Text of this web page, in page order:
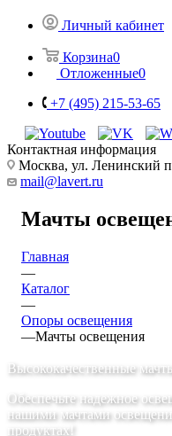
Личный кабинет
Корзина0
Отложенные0
+7 (495) 215-53-65
Контактная информация
Москва, ул. Ленинский
mail@lavert.ru
Мачты
Главная
—
Каталог
—
Опоры освещения
—Мачты освещения
Высококачественные
Обеспечьте надежное
нашими мачтами
продуктах!